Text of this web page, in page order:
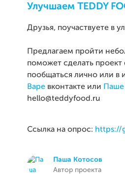
Улучшаем TEDDY
Друзья, поучаствуете в
Предлагаем пройти
поможет сделать
пообщаться лично или в
Варе вконтакте или Паше
hello@teddyfood.ru
Ссылка на опрос: https://
Паша Котосов
Автор проекта